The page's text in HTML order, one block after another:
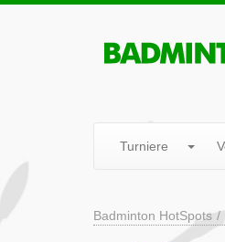
Turniere
Badminton HotSpots